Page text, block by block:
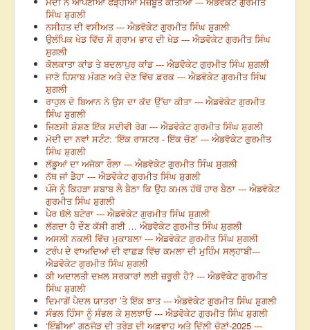
ਸਿੰਘ ਸ਼ੁਗਲੀ
ਨਸੀਹਤ ਦੀ ਵਸੀਅਤ --- ਐਡਵੋਕੇਟ ਗੁਰਮੀਤ ਸਿੰਘ ਸ਼ੁਗਲੀ
ਉਲੰਪਿਕ ਖੇਡ ਵਿੱਚ ਸੌ ਗ੍ਰਾਮ ਭਾਰ ਦੀ ਖੇਡ --- ਐਡਵੋਕੇਟ ਗੁਰਮੀਤ ਸਿੰਘ
ਸ਼ੁਗਲੀ
ਕੋਲਕਾਤਾ ਕਾਂਡ ਤੇ ਬਦਲਾਪੁਰ ਕਾਂਡ --- ਐਡਵੋਕੇਟ ਗੁਰਮੀਤ ਸਿੰਘ ਸ਼ੁਗਲੀ
ਜਾਣੋ ਹਿਸਾਬ ਮੰਗਣ ਅਤੇ ਦੇਣ ਵਿੱਚ ਫ਼ਰਕ --- ਐਡਵੋਕੇਟ ਗੁਰਮੀਤ ਸਿੰਘ
ਸ਼ੁਗਲੀ
ਰਾਹੁਲ ਦੇ ਬਿਆਨ ਨੇ ਉਸ ਦਾ ਕੱਦ ਉੱਚਾ ਕੀਤਾ --- ਐਡਵੋਕੇਟ ਗੁਰਮੀਤ
ਸਿੰਘ ਸ਼ੁਗਲੀ
ਜਿਣਸੀ ਸ਼ੋਸ਼ਣ ਇੱਕ ਸਦੀਵੀ ਰੋਗ --- ਐਡਵੋਕੇਟ ਗੁਰਮੀਤ ਸਿੰਘ ਸ਼ੁਗਲੀ
ਮੋਦੀ ਦਾ ਨਵਾਂ ਸਟੰਟ: ‘ਇੱਕ ਰਾਸ਼ਟਰ - ਇੱਕ ਚੋਣ’ --- ਐਡਵੋਕੇਟ ਗੁਰਮੀਤ
ਸਿੰਘ ਸ਼ੁਗਲੀ
ਲੱਡੂਆਂ ਦਾ ਅਜੋਕਾ ਰੌਲਾ --- ਐਡਵੋਕੇਟ ਗੁਰਮੀਤ ਸਿੰਘ ਸ਼ੁਗਲੀ
ਨੱਥ ਜਾਂ ਡੈਹਾ --- ਐਡਵੋਕੇਟ ਗੁਰਮੀਤ ਸਿੰਘ ਸ਼ੁਗਲੀ
ਪੰਜੇ ਨੂੰ ਕਿਹੜਾ ਸ਼ਬਾਬ ਲੈ ਬੈਠਾ ਕਿ ਉਹ ਕਮਲ ਹੱਥੋਂ ਹਾਰ ਬੈਠਾ --- ਐਡਵੋਕੇਟ
ਗੁਰਮੀਤ ਸਿੰਘ ਸ਼ੁਗਲੀ
ਪੈਰ ਥੱਲੇ ਬਟੇਰਾ --- ਐਡਵੋਕੇਟ ਗੁਰਮੀਤ ਸਿੰਘ ਸ਼ੁਗਲੀ
ਲੱਗਦਾ ਹੈ ਦੌਣ ਕੱਸੀ ਗਈ … ਐਡਵੋਕੇਟ ਗੁਰਮੀਤ ਸਿੰਘ ਸ਼ੁਗਲੀ
ਅਸਲੀ ਨਕਲੀ ਵਿੱਚ ਮੁਕਾਬਲਾ --- ਐਡਵੋਕੇਟ ਗੁਰਮੀਤ ਸਿੰਘ ਸ਼ੁਗਲੀ
ਟਰੰਪ ਦੇ ਵਾਅਦਿਆਂ ਦੀ ਵਾਛੜ ਵਿੱਚ ਕਮਲਾ ਦੀ ਮੁਹਿੰਮ ਸਲ੍ਹਾਬੀ---
ਐਡਵੋਕੇਟ ਗੁਰਮੀਤ ਸਿੰਘ ਸ਼ੁਗਲੀ
ਕੀ ਅਦਾਲਤੀ ਦਖ਼ਲ ਸਰਕਾਰਾਂ ਲਈ ਜ਼ਰੂਰੀ ਹੈ? --- ਐਡਵੋਕੇਟ ਗੁਰਮੀਤ
ਸਿੰਘ ਸ਼ੁਗਲੀ
ਦਿਮਾਗੋਂ ਪੈਦਲ ਯਾਤਰਾ ’ਤੇ ਇੱਕ ਝਾਤ --- ਐਡਵੋਕੇਟ ਗੁਰਮੀਤ ਸਿੰਘ ਸ਼ੁਗਲੀ
ਸੰਭਲ ਹਿੰਸਾ ਨੂੰ ਸੰਭਲ ਕੇ ਸੁਲਝਾਓ --- ਐਡਵੋਕੇਟ ਗੁਰਮੀਤ ਸਿੰਘ ਸ਼ੁਗਲੀ
‘ਇੰਡੀਆ’ ਗਠਜੋੜ ਦੀ ਤਰੇੜ ਦੀ ਅਫ਼ਵਾਹ ਅਤੇ ਦਿੱਲੀ ਚੋਣਾਂ-2025 ---